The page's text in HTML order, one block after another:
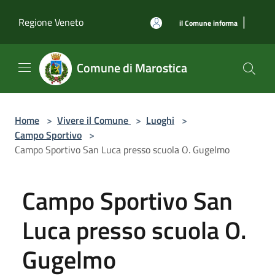
Regione Veneto
il Comune informa |
Comune di Marostica
Home > Vivere il Comune > Luoghi >
Campo Sportivo >
Campo Sportivo San Luca presso scuola O. Gugelmo
Campo Sportivo San
Luca presso scuola O.
Gugelmo